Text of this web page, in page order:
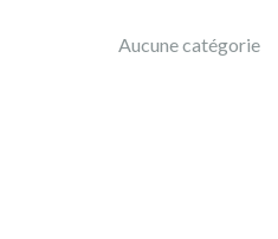
Aucune catégorie